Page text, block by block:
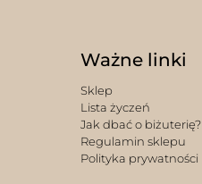
Ważne linki
Sklep
Lista życzeń
Jak dbać o biżuterię?
Regulamin sklepu
Polityka prywatności